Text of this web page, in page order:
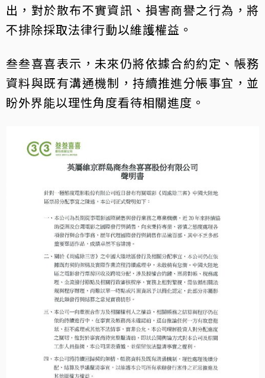
出，對於散布不實資訊、損害商譽之行為，將
不排除採取法律行動以維護權益。
叁叁喜喜表示，未來仍將依據合約約定、帳務
資料與既有溝通機制，持續推進分帳事宜，並
盼外界能以理性角度看待相關進度。